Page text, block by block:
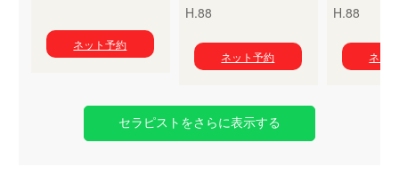
ネット予約
H.88
ネット予約
H.88
ネッ
セラピストをさらに表示する